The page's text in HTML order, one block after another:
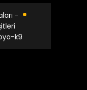
-
k9